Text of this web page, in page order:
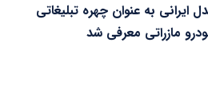
ایرانی به عنوان چهره تبلیغاتی
مازراتی معرفی شد